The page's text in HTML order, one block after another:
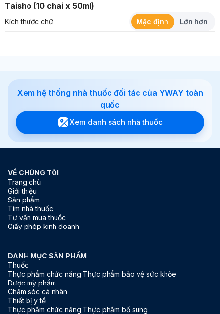
Taisho (10 chai x 50ml)
Kích thước chữ Mặc định Lớn hơn
Xem hệ thống nhà thuốc đối tác của YWAY toàn
quốc
Xem danh sách nhà thuốc
VỀ CHÚNG TÔI
Trang chủ
Giới thiệu
Sản phẩm
Tìm nhà thuốc
Tư vấn mua thuốc
Giấy phép kinh doanh
DANH MỤC SẢN PHẨM
Thuốc
Thực phẩm chức năng,Thực phẩm bảo vệ sức khỏe
Dược mỹ phẩm
Chăm sóc cá nhân
Thiết bị y tế
Thực phẩm chức năng,Thực phẩm bổ sung